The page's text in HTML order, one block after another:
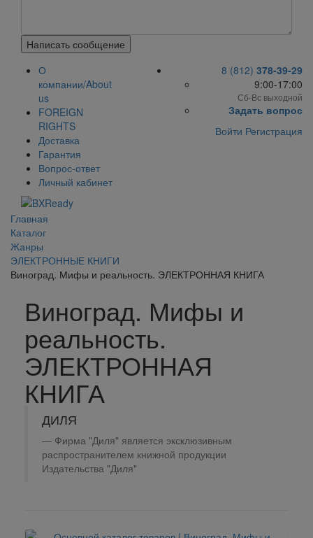
Написать сообщение
О
компании/About
us
FOREIGN
RIGHTS
Доставка
Гарантия
Вопрос-ответ
Личный кабинет
8 (812) 378-39-29
9:00-17:00
Сб-Вс выходной
Задать вопрос
Войти Регистрация
Главная
Каталог
Жанры
ЭЛЕКТРОННЫЕ КНИГИ
Виноград. Мифы и реальность. ЭЛЕКТРОННАЯ КНИГА
Виноград. Мифы и
реальность.
ЭЛЕКТРОННАЯ
КНИГА
ДИЛЯ
Фирма "Диля" является эксклюзивным
распространителем книжной продукции
Издательства "Диля"